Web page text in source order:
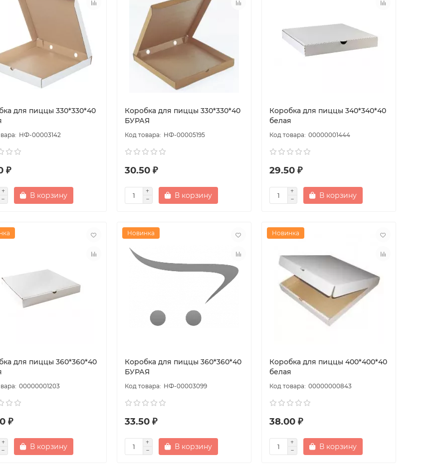
для пиццы 330*330*40
НФ-00003142
₽
В корзину
Коробка для пиццы 330*330*40
БУРАЯ
НФ-00005195
30.50 ₽
В корзину
Коробка для пиццы 340*340*40
белая
00000001444
29.50 ₽
В корзину
для пиццы 360*360*40
00000001203
₽
В корзину
Новинка
Коробка для пиццы 360*360*40
БУРАЯ
НФ-00003099
33.50 ₽
В корзину
Новинка
Коробка для пиццы 400*400*40
белая
00000000843
38.00 ₽
В корзину